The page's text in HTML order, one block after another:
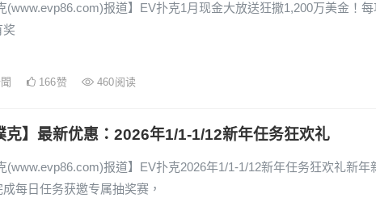
(www.evp86.com)报道】EV扑克1月现金大放送狂撒1,200万美金！
奖
166赞 460阅读
克】最新优惠：2026年1/1-1/12新年任务狂欢礼
(www.evp86.com)报道】EV扑克2026年1/1-1/12新年任务狂欢礼新年
成每日任务获邀专属抽奖赛，